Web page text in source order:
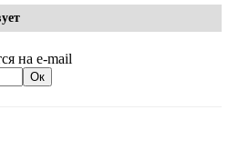
на e-mail